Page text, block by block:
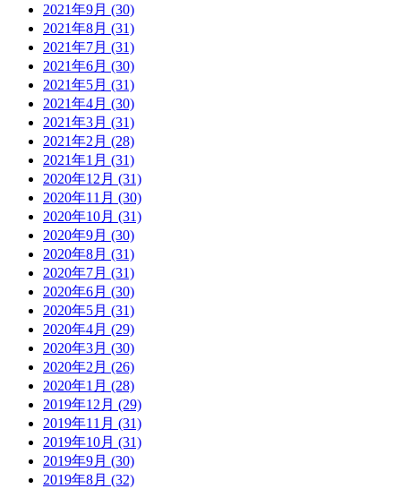
2021年9月 (30)
2021年8月 (31)
2021年7月 (31)
2021年6月 (30)
2021年5月 (31)
2021年4月 (30)
2021年3月 (31)
2021年2月 (28)
2021年1月 (31)
2020年12月 (31)
2020年11月 (30)
2020年10月 (31)
2020年9月 (30)
2020年8月 (31)
2020年7月 (31)
2020年6月 (30)
2020年5月 (31)
2020年4月 (29)
2020年3月 (30)
2020年2月 (26)
2020年1月 (28)
2019年12月 (29)
2019年11月 (31)
2019年10月 (31)
2019年9月 (30)
2019年8月 (32)